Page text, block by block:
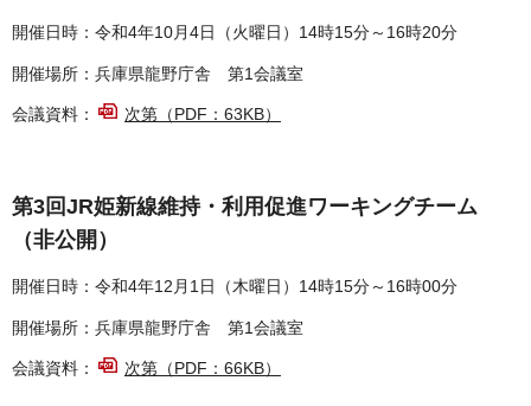
開催日時：令和4年10月4日（火曜日）14時15分～16時20分
開催場所：兵庫県龍野庁舎 第1会議室
会議資料： 次第（PDF：63KB）
第3回JR姫新線維持・利用促進ワーキングチーム
（非公開）
開催日時：令和4年12月1日（木曜日）14時15分～16時00分
開催場所：兵庫県龍野庁舎 第1会議室
会議資料： 次第（PDF：66KB）